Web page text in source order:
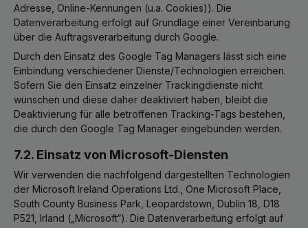
Adresse, Online-Kennungen (u.a. Cookies)). Die
Datenverarbeitung erfolgt auf Grundlage einer Vereinbarung
über die Auftragsverarbeitung durch Google.
Durch den Einsatz des Google Tag Managers lässt sich eine
Einbindung verschiedener Dienste/Technologien erreichen.
Sofern Sie den Einsatz einzelner Trackingdienste nicht
wünschen und diese daher deaktiviert haben, bleibt die
Deaktivierung für alle betroffenen Tracking-Tags bestehen,
die durch den Google Tag Manager eingebunden werden.
7.2. Einsatz von Microsoft-Diensten
Wir verwenden die nachfolgend dargestellten Technologien
der Microsoft Ireland Operations Ltd., One Microsoft Place,
South County Business Park, Leopardstown, Dublin 18, D18
P521, Irland („Microsoft“). Die Datenverarbeitung erfolgt auf